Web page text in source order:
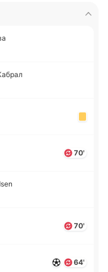
70'
70'
64'